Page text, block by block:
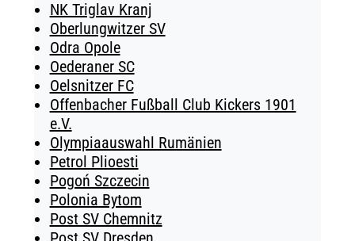
NK Triglav Kranj
Oberlungwitzer SV
Odra Opole
Oederaner SC
Oelsnitzer FC
Offenbacher Fußball Club Kickers 1901
e.V.
Olympiaauswahl Rumänien
Petrol Plioesti
Pogoń Szczecin
Polonia Bytom
Post SV Chemnitz